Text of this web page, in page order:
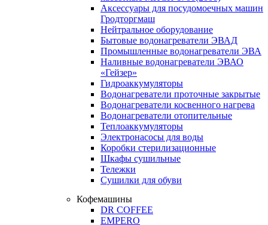
Аксессуары для посудомоечных машин
Гродторгмаш
Нейтральное оборудование
Бытовые водонагреватели ЭВАД
Промышленные водонагреватели ЭВА
Наливные водонагреватели ЭВАО
«Гейзер»
Гидроаккумуляторы
Водонагреватели проточные закрытые
Водонагреватели косвенного нагрева
Водонагреватели отопительные
Теплоаккумуляторы
Электронасосы для воды
Коробки стерилизационные
Шкафы сушильные
Тележки
Сушилки для обуви
Кофемашины
DR COFFEE
EMPERO